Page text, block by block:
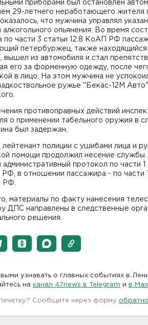
приборами был остановлен
29-летнего неработающего жителя
что мужчина управлял
алкогольного опьянения. Во время
по части 3 статьи 12.8 КоАП РФ
петербуржец, также находящийся
вышел из автомобиля и стал
его за форменную одежду, после
в лицо. На этом мужчина не
ружье "Бекас-12М Авто"
противоправных действий
о применении табельного оружия в
был задержан.
лейтенант полиции с ушибами лица и
помощи продолжил несение
административный протокол по части 1
РФ, в отношении пассажира - по части 1
РФ.
материалы по факту нанесения
ДПС направлены в следственные
решения.
узнавать о главных событиях в
на канал 47news в Telegram и в Maх
Сообщите через форму